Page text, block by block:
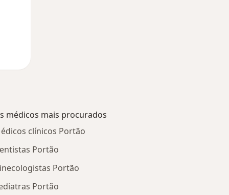
médicos mais procurados
clínicos Portão
Portão
Portão
Portão